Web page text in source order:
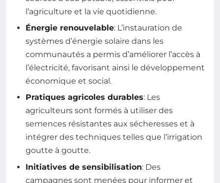
l’agriculture et la vie quotidienne.
Énergie renouvelable: L’instauration de
systèmes d’énergie solaire dans les
communautés a permis d’améliorer l’accès à
l’électricité, favorisant ainsi le développement
économique et social.
Pratiques agricoles durables: Les
agriculteurs sont formés à utiliser des
semences résistantes aux sécheresses et à
intégrer des techniques telles que l’irrigation
goutte à goutte.
Initiatives de sensibilisation: Des
campagnes sont menées pour informer et